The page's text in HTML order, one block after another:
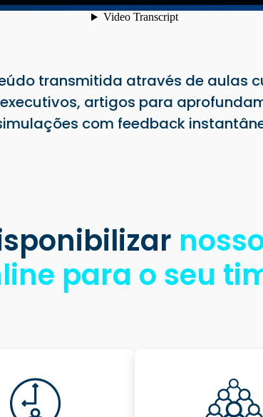
transmitida através de aulas
artigos para
com feedback
para o seu